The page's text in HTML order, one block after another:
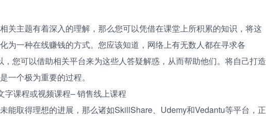
关主题有着深入的理解，那么您可以凭借在课堂上所积累的知识，将这
为一种在线赚钱的方式。您应该知道，网络上有无数人都在寻求各
，您可以借助相关平台来为这些人答疑解惑，从而帮助他们。将自己打造
一个极为重要的过程。
字课程或视频课程– 销售线上课程
能取得理想的进展，那么诸如SkillShare、Udemy和Vedantu等平台，正